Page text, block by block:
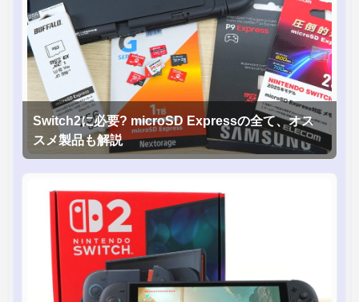
Switch2に必要? microSD Expressの全て、オス
スメ製品も解説